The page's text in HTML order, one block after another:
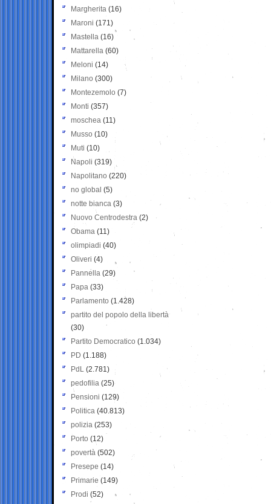
Margherita (16)
Maroni (171)
Mastella (16)
Mattarella (60)
Meloni (14)
Milano (300)
Montezemolo (7)
Monti (357)
moschea (11)
Musso (10)
Muti (10)
Napoli (319)
Napolitano (220)
no global (5)
notte bianca (3)
Nuovo Centrodestra (2)
Obama (11)
olimpiadi (40)
Oliveri (4)
Pannella (29)
Papa (33)
Parlamento (1.428)
partito del popolo della libertà
(30)
Partito Democratico (1.034)
PD (1.188)
PdL (2.781)
pedofilia (25)
Pensioni (129)
Politica (40.813)
polizia (253)
Porto (12)
povertà (502)
Presepe (14)
Primarie (149)
Prodi (52)